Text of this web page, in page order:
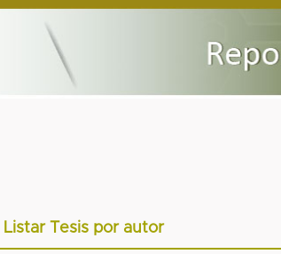
Listar Tesis por autor